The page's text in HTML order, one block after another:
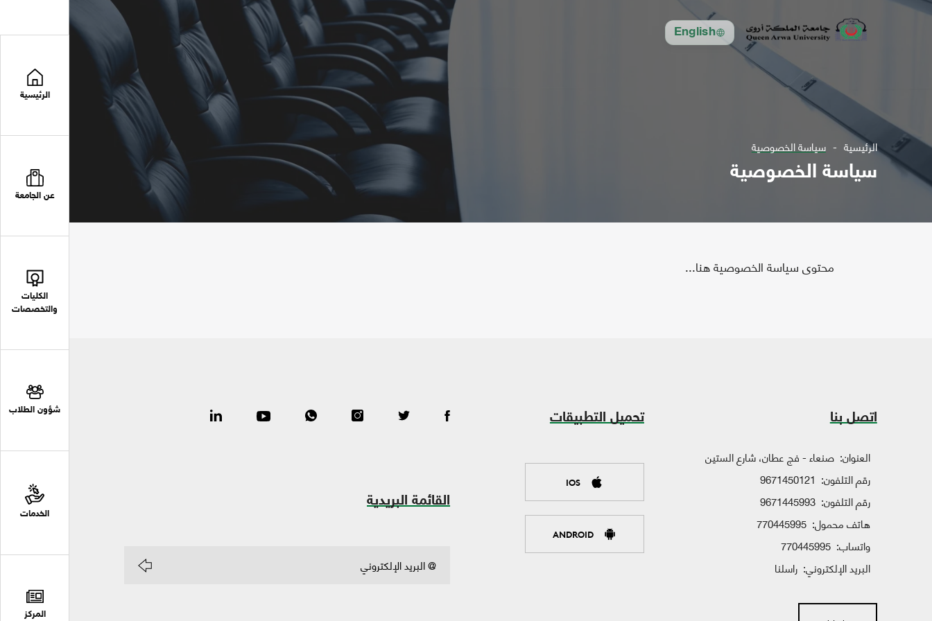
English
الرئيسية
عن الجامعة
الكليات
والتخصصات
شؤون الطلاب
الخدمات
المركز
الرئيسية سياسة الخصوصية
سياسة الخصوصية
محتوى سياسة الخصوصية هنا...
اتصل بنا
العنوان: صنعاء - فج عطان، شارع الستين
رقم التلفون: 9671450121
رقم التلفون: 9671445993
هاتف محمول: 770445995
واتساب: 770445995
البريد الإلكتروني: راسلنا
تحميل التطبيقات
IOS
ANDROID
القائمة البريدية